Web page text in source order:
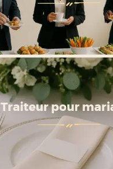
Traiteur pour